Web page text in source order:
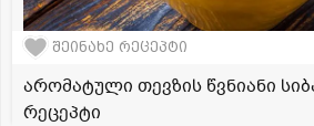
შეინახე რეცეპტი
არომატული თევზის წვნიანი
რეცეპტი